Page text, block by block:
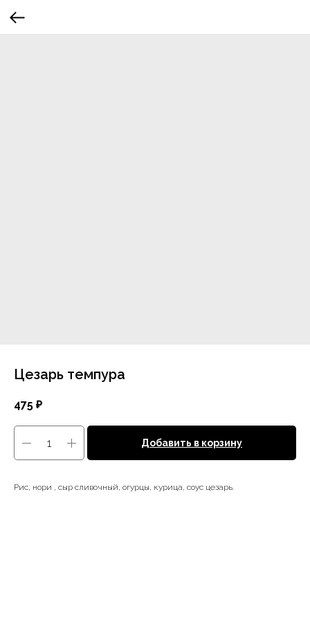
Цезарь темпура
475 ₽
Добавить в корзину
Рис, нори , сыр сливочный, огурцы, курица, соус цезарь.